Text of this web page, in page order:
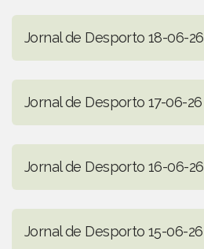
Jornal de Desporto 18-06-26
Jornal de Desporto 17-06-26
Jornal de Desporto 16-06-26
Jornal de Desporto 15-06-26